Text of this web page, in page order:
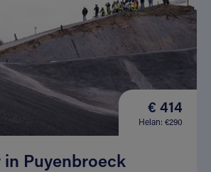
€ 414
Helan: €290
Puyenbroeck